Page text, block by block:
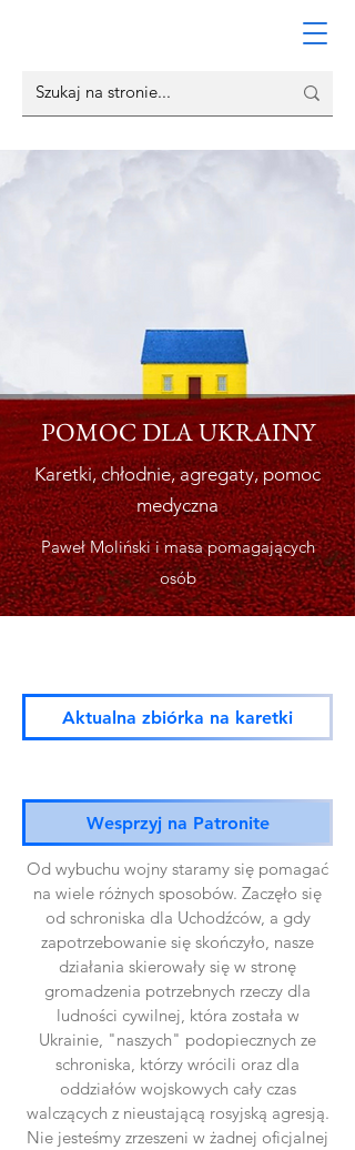
POMOC DLA UKRAINY
Karetki, chłodnie, agregaty, pomoc
medyczna
Paweł Moliński i masa pomagających
osób
Aktualna zbiórka na karetki
Wesprzyj na Patronite
Od wybuchu wojny staramy się pomagać
na wiele różnych sposobów. Zaczęło się
od schroniska dla Uchodźców, a gdy
zapotrzebowanie się skończyło, nasze
działania skierowały się w stronę
gromadzenia potrzebnych rzeczy dla
ludności cywilnej, która została w
Ukrainie, "naszych" podopiecznych ze
schroniska, którzy wrócili oraz dla
oddziałów wojskowych cały czas
walczących z nieustającą rosyjską agresją.
Nie jesteśmy zrzeszeni w żadnej oficjalnej